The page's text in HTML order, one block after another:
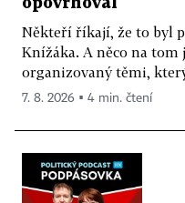
opovrhoval
Někteří říkají, že to byl
Knížáka. A něco na tom
organizovaný těmi,
7. 8. 2026 ▪ 4 min. čtení